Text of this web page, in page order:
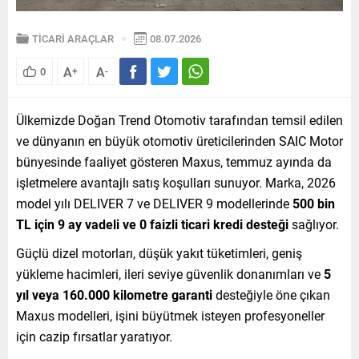
TİCARİ ARAÇLAR 08.07.2026
0 A+ A-
Ülkemizde Doğan Trend Otomotiv tarafından temsil edilen
ve dünyanın en büyük otomotiv üreticilerinden SAIC Motor
bünyesinde faaliyet gösteren Maxus, temmuz ayında da
işletmelere avantajlı satış koşulları sunuyor. Marka, 2026
model yılı DELIVER 7 ve DELIVER 9 modellerinde 500 bin
TL için 9 ay vadeli ve 0 faizli ticari kredi desteğisağlıyor.
Güçlü dizel motorları, düşük yakıt tüketimleri, geniş
yükleme hacimleri, ileri seviye güvenlik donanımları ve 5
yıl veya 160.000 kilometre garantidesteğiyle öne çıkan
Maxus modelleri, işini büyütmek isteyen profesyoneller
için cazip fırsatlar yaratıyor.